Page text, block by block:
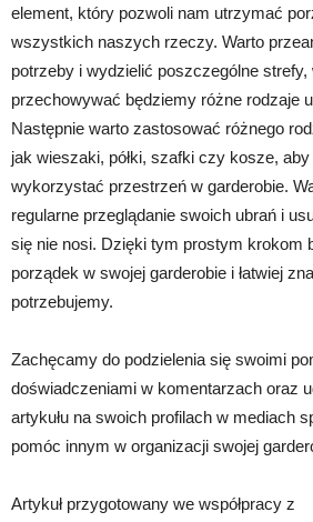
element, który pozwoli nam utrzymać
wszystkich naszych rzeczy. Warto
potrzeby i wydzielić poszczególne
przechowywać będziemy różne rodzaje
Następnie warto zastosować różnego
jak wieszaki, półki, szafki czy kosze,
wykorzystać przestrzeń w garderobie.
regularne przeglądanie swoich ubrań i
się nie nosi. Dzięki tym prostym krokom
porządek w swojej garderobie i łatwiej
potrzebujemy.
Zachęcamy do podzielenia się swoimi
doświadczeniami w komentarzach oraz
artykułu na swoich profilach w mediach
pomóc innym w organizacji swojej
Artykuł przygotowany we współpracy z